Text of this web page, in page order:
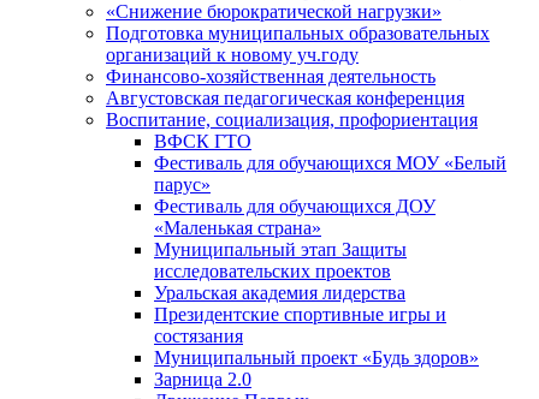
«Снижение бюрократической нагрузки»
Подготовка муниципальных образовательных
организаций к новому уч.году
Финансово-хозяйственная деятельность
Августовская педагогическая конференция
Воспитание, социализация, профориентация
ВФСК ГТО
Фестиваль для обучающихся МОУ «Белый
парус»
Фестиваль для обучающихся ДОУ
«Маленькая страна»
Муниципальный этап Защиты
исследовательских проектов
Уральская академия лидерства
Президентские спортивные игры и
состязания
Муниципальный проект «Будь здоров»
Зарница 2.0